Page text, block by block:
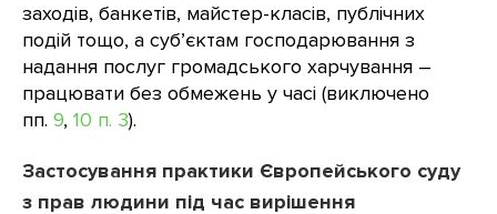
заходів, банкетів, майстер-класів, публічних
подій тощо, а суб’єктам господарювання з
надання послуг громадського харчування –
працювати без обмежень у часі (виключено
пп. 9, 10 п. 3).
Застосування практики Європейського суду
з прав людини під час вирішення